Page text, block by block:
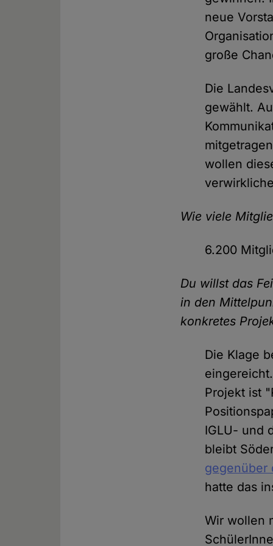
neue
große
Die
gewählt.
wollen
Wie viele
6.200
Du willst das
in den
konkretes
Die Klage
Projekt ist
IGLU- und
bleibt
gegenüber
hatte das
Wir wollen